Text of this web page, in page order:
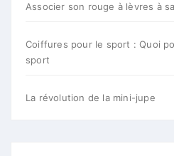
Associer son rouge à lèvres à
Coiffures pour le sport : Quoi
sport
La révolution de la mini-jupe